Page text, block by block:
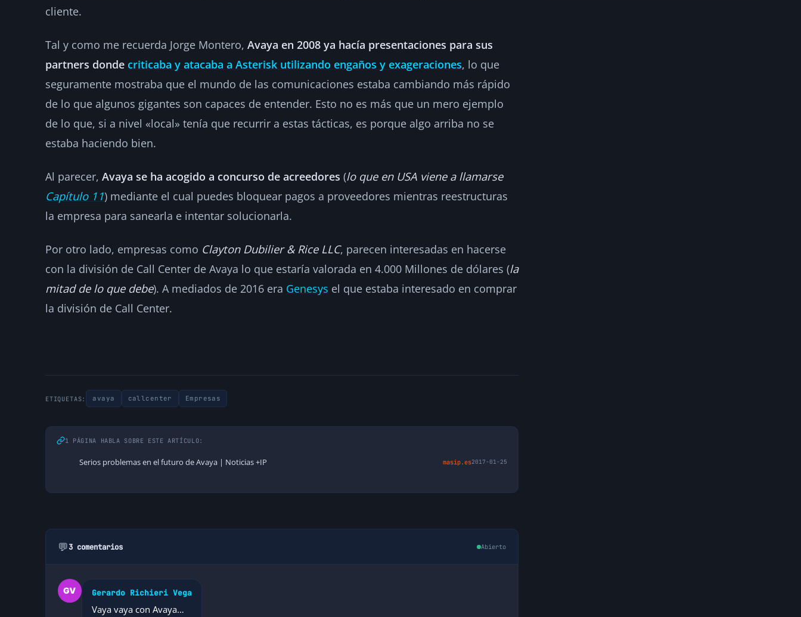
cliente.
Tal y como me recuerda Jorge Montero, Avaya en 2008 ya hacía presentaciones para sus
partners donde criticaba y atacaba a Asterisk utilizando engaños y exageraciones, lo que
seguramente mostraba que el mundo de las comunicaciones estaba cambiando más rápido
de lo que algunos gigantes son capaces de entender. Esto no es más que un mero ejemplo
de lo que, si a nivel «local» tenía que recurrir a estas tácticas, es porque algo arriba no se
estaba haciendo bien.
Al parecer, Avaya se ha acogido a concurso de acreedores (lo que en USA viene a llamarse
Capítulo 11) mediante el cual puedes bloquear pagos a proveedores mientras reestructuras
la empresa para sanearla e intentar solucionarla.
Por otro lado, empresas como Clayton Dubilier & Rice LLC, parecen interesadas en hacerse
con la división de Call Center de Avaya lo que estaría valorada en 4.000 Millones de dólares (la
mitad de lo que debe). A mediados de 2016 era Genesys el que estaba interesado en comprar
la división de Call Center.
ETIQUETAS: avaya callcenter Empresas
1 PÁGINA HABLA SOBRE ESTE ARTÍCULO:
Serios problemas en el futuro de Avaya | Noticias +IP masip.es2017-01-25
💬3 comentarios Abierto
Gerardo Richieri Vega
Vaya vaya con Avaya…